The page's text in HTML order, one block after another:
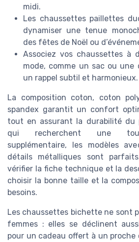
midi.
Les chaussettes paillettes
dynamiser une tenue
des fêtes de Noël ou
Associez vos chaussettes à
mode, comme un sac ou une
un rappel subtil et harmonieux.
La composition coton, coton
spandex garantit un confort
tout en assurant la durabilité du
qui recherchent une
supplémentaire, les modèles
détails métalliques sont
vérifier la fiche technique et la
choisir la bonne taille et la
besoins.
Les chaussettes bichette ne sont
femmes : elles se déclinent
pour un cadeau offert à un proche